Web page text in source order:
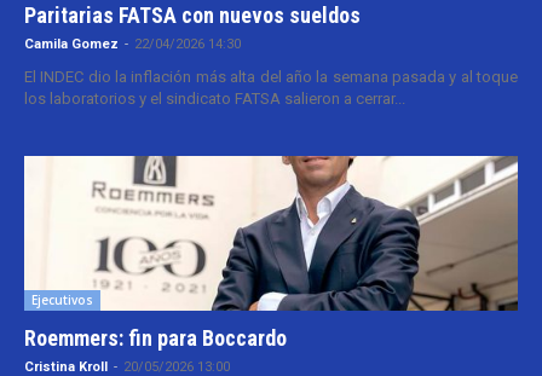
Paritarias FATSA con nuevos sueldos
Camila Gomez - 22/04/2026 14:30
El INDEC dio la inflación más alta del año la semana pasada y al toque
los laboratorios y el sindicato FATSA salieron a cerrar...
Ejecutivos
Roemmers: fin para Boccardo
Cristina Kroll - 20/05/2026 13:00